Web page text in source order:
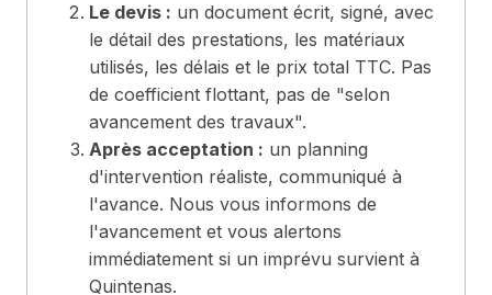
Le devis : un document écrit, signé, avec
le détail des prestations, les matériaux
utilisés, les délais et le prix total TTC. Pas
de coefficient flottant, pas de "selon
avancement des travaux".
Après acceptation : un planning
d'intervention réaliste, communiqué à
l'avance. Nous vous informons de
l'avancement et vous alertons
immédiatement si un imprévu survient à
Quintenas.